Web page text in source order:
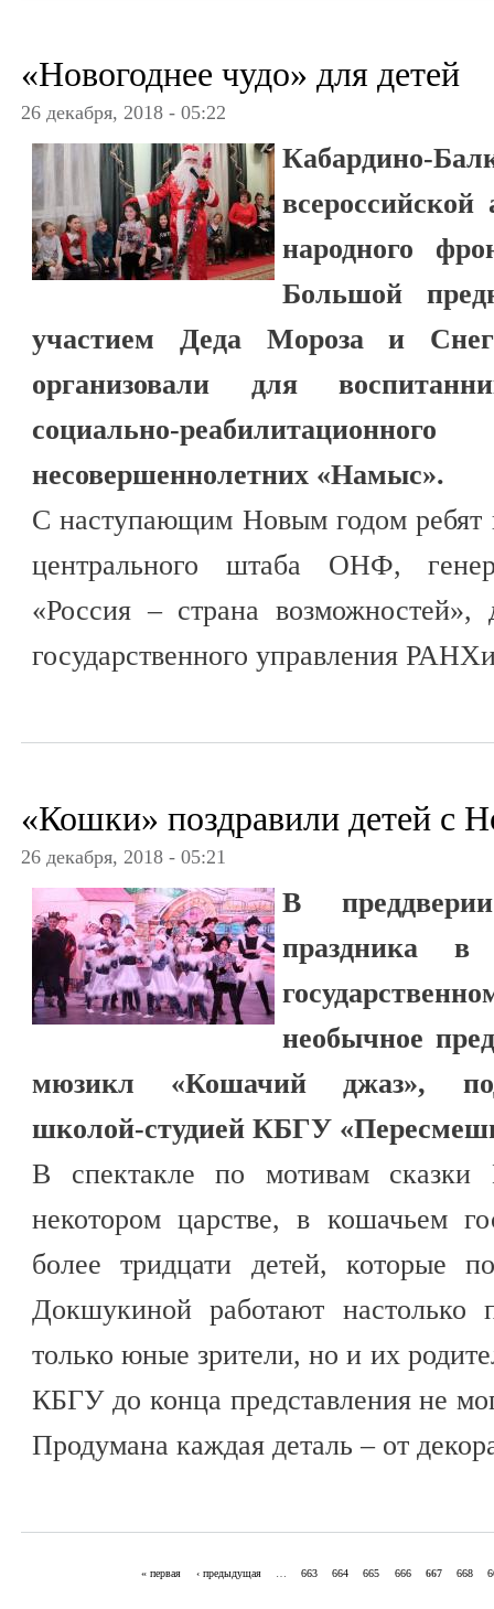
«Новогоднее чудо» для детей
26 декабря, 2018 - 05:22
Кабардино-
народного
Большой
участием Деда Мороза и
организовали для
социально-
несовершеннолетних «Намыс».
С наступающим Новым годом ребят
центрального штаба ОНФ,
«Россия – страна
государственного управления
«Кошки» поздравили детей с
26 декабря, 2018 - 05:21
В
праздника в
необычное
мюзикл «Кошачий джаз»,
школой-студией КБГУ
В спектакле по мотивам сказки
некотором царстве, в кошачьем
более тридцати детей, которые
Докшукиной работают настолько
только юные зрители, но и их
КБГУ до конца представления не
Продумана каждая деталь – от
« первая ‹ предыдущая 663 664 665 666 667 668